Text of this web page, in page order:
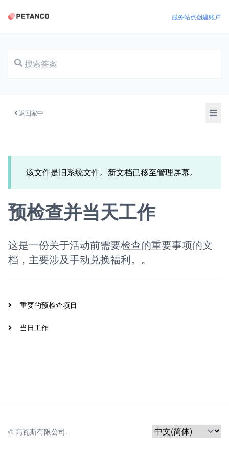
文档 服务站点创建账户
返回家中
该文件是旧系统文件。新文档已移至管理屏幕。
预检查并当天工作
这是一份关于活动前需要检查的重要事项的文
档，主要涉及手动兑换福利。。
重要的预检查项目
当日工作
© 高瓦斯有限公司.